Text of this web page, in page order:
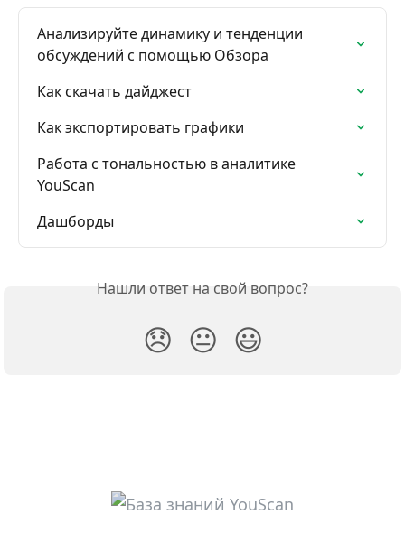
Анализируйте динамику и тенденции
обсуждений с помощью Обзора
Как скачать дайджест
Как экспортировать графики
Работа с тональностью в аналитике
YouScan
Дашборды
Нашли ответ на свой вопрос?
😞 😐 😃